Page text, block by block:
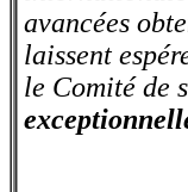
avancées
laissent
le Comité de